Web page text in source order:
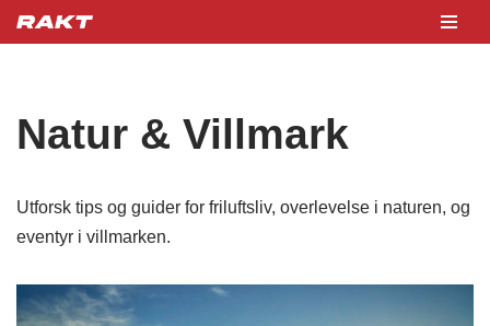
innholdet
Natur & Villmark
Utforsk tips og guider for friluftsliv, overlevelse i naturen, og
eventyr i villmarken.